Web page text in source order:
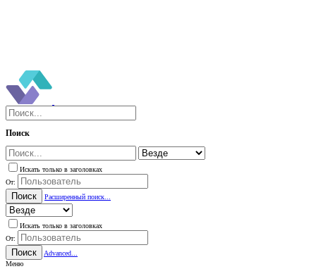
Поиск
Искать только в заголовках
От:
Поиск Расширенный поиск...
Искать только в заголовках
От:
Поиск
Advanced...
Меню